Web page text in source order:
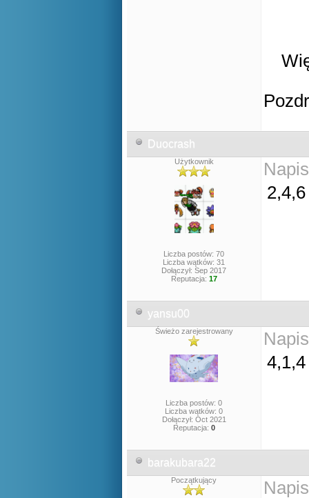
Duocrash
Użytkownik
Liczba postów: 70
Liczba wątków: 31
Dołączył: Sep 2017
Reputacja: 17
yansu00
Świeżo zarejestrowany
Liczba postów: 0
Liczba wątków: 0
Dołączył: Oct 2021
Reputacja: 0
barakubara22
Początkujący